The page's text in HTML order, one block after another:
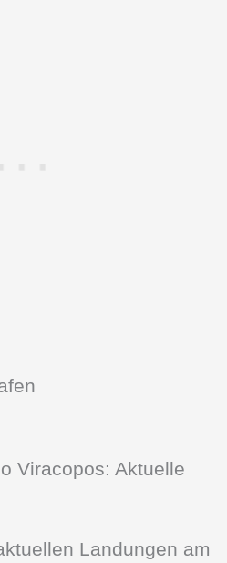
Viracopos: Aktuelle
Landungen am